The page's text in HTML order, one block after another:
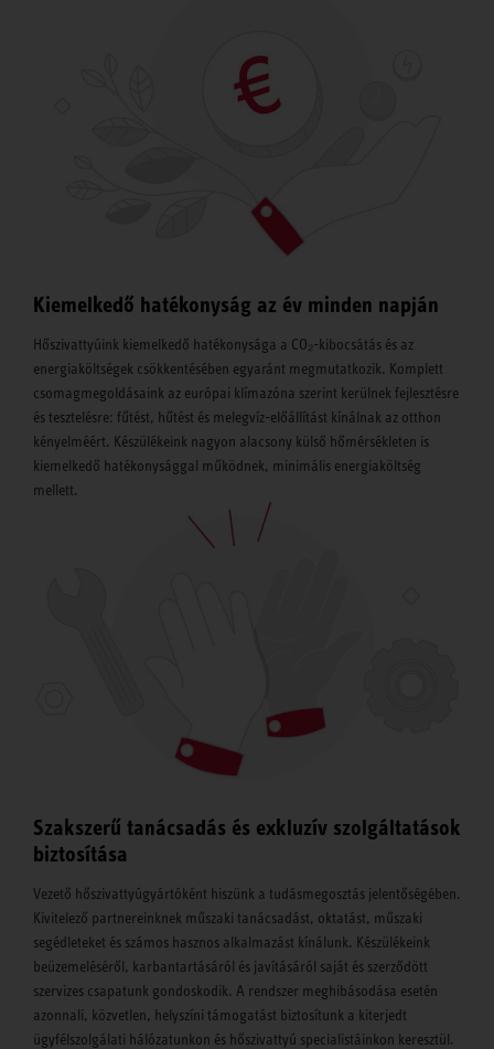
Kiemelkedő hatékonyság az év minden napján
Hőszivattyúink kiemelkedő hatékonysága a CO₂-kibocsátás és az
energiaköltségek csökkentésében egyaránt megmutatkozik. Komplett
csomagmegoldásaink az európai klímazóna szerint kerülnek fejlesztésre
és tesztelésre: fűtést, hűtést és melegvíz-előállítást kínálnak az otthon
kényelméért. Készülékeink nagyon alacsony külső hőmérsékleten is
kiemelkedő hatékonysággal működnek, minimális energiaköltség
mellett.
Szakszerű tanácsadás és exkluzív szolgáltatások
biztosítása
Vezető hőszivattyúgyártóként hiszünk a tudásmegosztás jelentőségében.
Kivitelező partnereinknek műszaki tanácsadást, oktatást, műszaki
segédleteket és számos hasznos alkalmazást kínálunk. Készülékeink
beüzemeléséről, karbantartásáról és javításáról saját és szerződött
szervizes csapatunk gondoskodik. A rendszer meghibásodása esetén
azonnali, közvetlen, helyszíni támogatást biztosítunk a kiterjedt
ügyfélszolgálati hálózatunkon és hőszivattyú specialistáinkon keresztül.